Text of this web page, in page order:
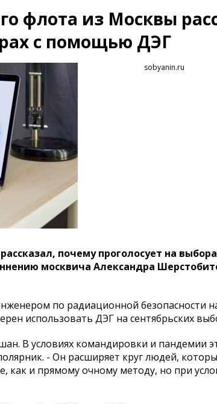
флота из Москвы
с помощью ДЭГ
sobyanin.ru
почему проголосует на
москвича Александра
по радиационной безопасности
использовать ДЭГ на сентябрьских
В условиях командировки и пандемии
- Он расширяет круг людей,
как и прямому очному методу, но при